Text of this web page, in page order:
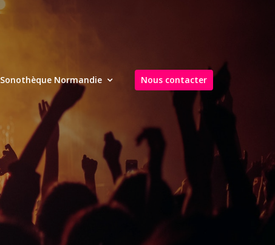
Sonothèque Normandie Nous contacter